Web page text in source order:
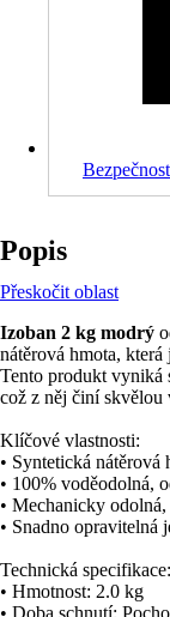
Popis
Přeskočit oblast
Izoban 2 kg modrý
nátěrová hmota,
Tento produkt vyniká
což z něj činí
Klíčové vlastnosti:
• Syntetická nátěrová
• 100% voděodolná,
• Mechanicky
• Snadno opravitelná
Technická specifikace:
• Hmotnost: 2.0 kg
• Doba schnutí: